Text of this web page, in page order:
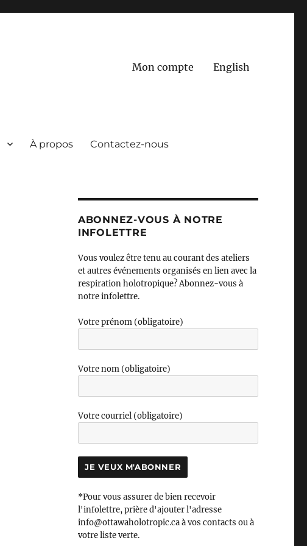
Mon compte English
À propos Contactez-nous
ABONNEZ-VOUS À NOTRE
INFOLETTRE
Vous voulez être tenu au courant des ateliers
et autres événements organisés en lien avec la
respiration holotropique? Abonnez-vous à
notre infolettre.
Votre prénom (obligatoire)
Votre nom (obligatoire)
Votre courriel (obligatoire)
*Pour vous assurer de bien recevoir
l'infolettre, prière d'ajouter l'adresse
info@ottawaholotropic.ca à vos contacts ou à
votre liste verte.